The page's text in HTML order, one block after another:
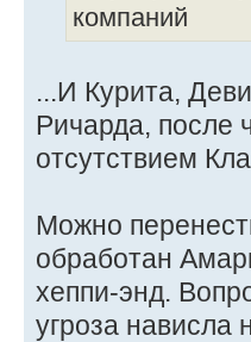
компаний
...И Курита,
Ричарда, после
отсутствием
Можно
обработан
хеппи-энд.
угроза нависла